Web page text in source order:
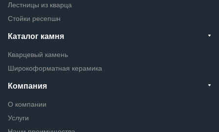
Лестницы из кварца
Стойки ресепшн
Каталог камня
Кварцевый камень
Широкоформатная керамика
Компания
О компании
Услуги